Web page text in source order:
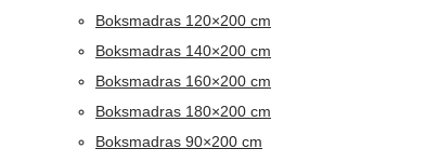
Boksmadras 120×200 cm
Boksmadras 140×200 cm
Boksmadras 160×200 cm
Boksmadras 180×200 cm
Boksmadras 90×200 cm